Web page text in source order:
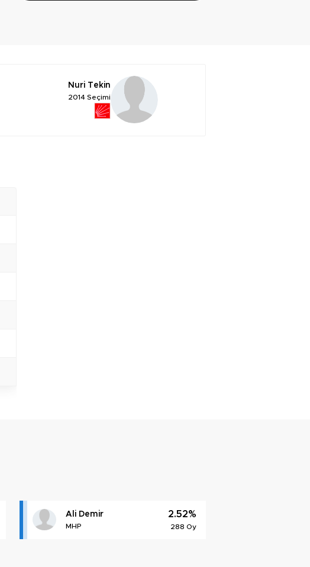
Nuri Tekin
2014 Seçimi
Ali Demir
MHP
2.52%
288 Oy